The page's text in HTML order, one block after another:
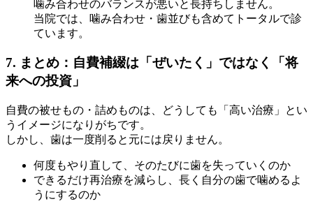
噛み合わせのバランスが悪いと長持ちしません。
当院では、噛み合わせ・歯並びも含めてトータルで診
ています。
7. まとめ：自費補綴は「ぜいたく」ではなく「将
来への投資」
自費の被せもの・詰めものは、どうしても「高い治療」とい
うイメージになりがちです。
しかし、歯は一度削ると元には戻りません。
何度もやり直して、そのたびに歯を失っていくのか
できるだけ再治療を減らし、長く自分の歯で噛めるよ
うにするのか